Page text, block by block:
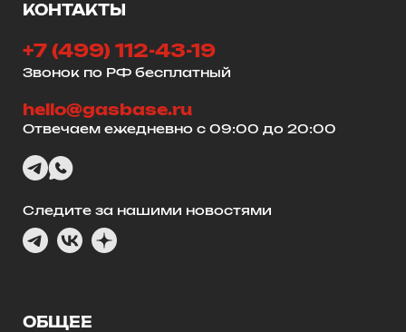
ОБЩЕЕ
КОНТАКТЫ
+7 (499) 112-43-19
Звонок по РФ бесплатный
hello@gasbase.ru
Отвечаем ежедневно с 09:00 до 20:00
Следите за нашими новостями